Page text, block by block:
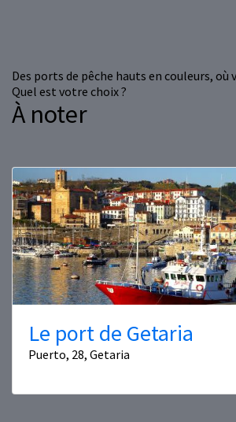
Des ports de pêche hauts en couleurs,
Quel est votre choix ?
À noter
Le port de Getaria
Puerto, 28, Getaria